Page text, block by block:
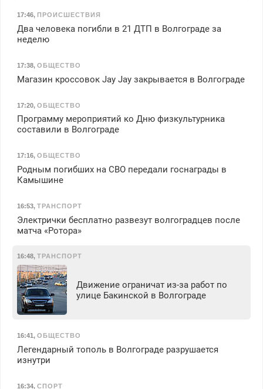
17:46, ПРОИСШЕСТВИЯ
Два человека погибли в 21 ДТП в Волгограде за
неделю
17:38, ОБЩЕСТВО
Магазин кроссовок Jay Jay закрывается в Волгограде
17:20, ОБЩЕСТВО
Программу мероприятий ко Дню физкультурника
составили в Волгограде
17:16, ОБЩЕСТВО
Родным погибших на СВО передали госнаграды в
Камышине
16:53, ТРАНСПОРТ
Электрички бесплатно развезут волгоградцев после
матча «Ротора»
16:48, ТРАНСПОРТ
Движение ограничат из-за работ по
улице Бакинской в Волгограде
16:41, ОБЩЕСТВО
Легендарный тополь в Волгограде разрушается
изнутри
16:34, СПОРТ